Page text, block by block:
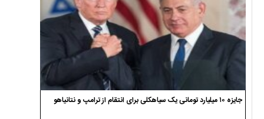
جایزه ۱۰ میلیارد تومانی یک سیاهکلی برای انتقام از ترامپ و نتانیاهو